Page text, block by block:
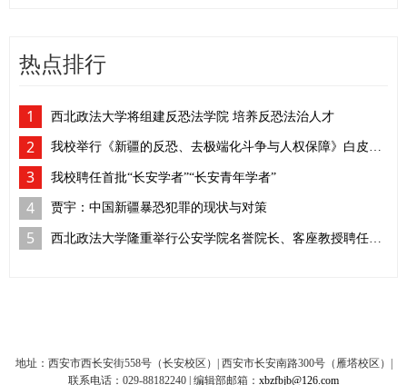
热点排行
1 西北政法大学将组建反恐法学院 培养反恐法治人才
2 我校举行《新疆的反恐、去极端化斗争与人权保障》白皮书学习座谈会
3 我校聘任首批“长安学者”“长安青年学者”
4 贾宇：中国新疆暴恐犯罪的现状与对策
5
地址：西安市西长安街558号（长安校区）| 西安市长安南路300号（雁塔校区）|
联系电话：029-88182240 | 编辑部邮箱： xbzfbjb@126.com